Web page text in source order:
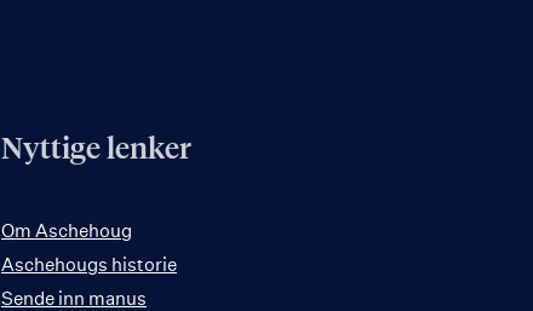
Nyttige lenker
Om Aschehoug
Aschehougs historie
Sende inn manus